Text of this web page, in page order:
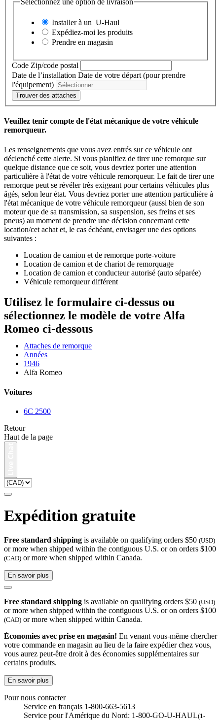
Sélectionnez une option de livraison
Installer à un U-Haul
Expédiez-moi les produits
Prendre en magasin
Code Zip/code postal
Date de l’installation Date de votre départ (pour prendre
l'équipement)
Trouver des attaches
Veuillez tenir compte de l'état mécanique de votre véhicule
remorqueur.
Les renseignements que vous avez entrés sur ce véhicule ont
déclenché cette alerte. Si vous planifiez de tirer une remorque sur
quelque distance que ce soit, vous devriez porter une attention
particulière à l'état de votre véhicule remorqueur. Le fait de tirer une
remorque peut se révéler très exigeant pour certains véhicules plus
âgés, selon leur état. Vous devriez porter une attention particulière à
l'état mécanique de votre véhicule remorqueur (aussi bien de son
moteur que de sa transmission, sa suspension, ses freins et ses
pneus) au moment de prendre une décision concernant cette
location/cet achat et, le cas échéant, envisager une des options
suivantes :
Location de camion et de remorque porte-voiture
Location de camion et de chariot de remorquage
Location de camion et conducteur autorisé (auto séparée)
Véhicule remorqueur différent
Utilisez le formulaire ci-dessus ou
sélectionnez le modèle de votre Alfa
Romeo ci-dessous
Attaches de remorque
Années
1946
Alfa Romeo
Voitures
6C 2500
Retour
Haut de la page
Expédition gratuite
Free standard shipping is available on qualifying orders $50 (USD)
or more when shipped within the contiguous U.S. or on orders $100
(CAD) or more when shipped within Canada.
En savoir plus
Free standard shipping is available on qualifying orders $50 (USD)
or more when shipped within the contiguous U.S. or on orders $100
(CAD) or more when shipped within Canada.
Économies avec prise en magasin! En venant vous-même chercher
votre commande en magasin au lieu de la faire expédier chez vous,
vous aurez peut-être droit à des économies supplémentaires sur
certains produits.
En savoir plus
Pour nous contacter
Service en français 1-800-663-5613
Service pour l'Amérique du Nord: 1-800-GO-U-HAUL(1-